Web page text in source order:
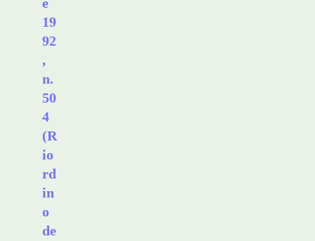
19
92
,
n.
50
4
(R
io
rd
in
o
de